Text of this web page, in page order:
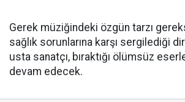
​Gerek müziğindeki özgün tarzı
sağlık sorunlarına karşı sergilediği
usta sanatçı, bıraktığı ölümsüz
devam edecek.